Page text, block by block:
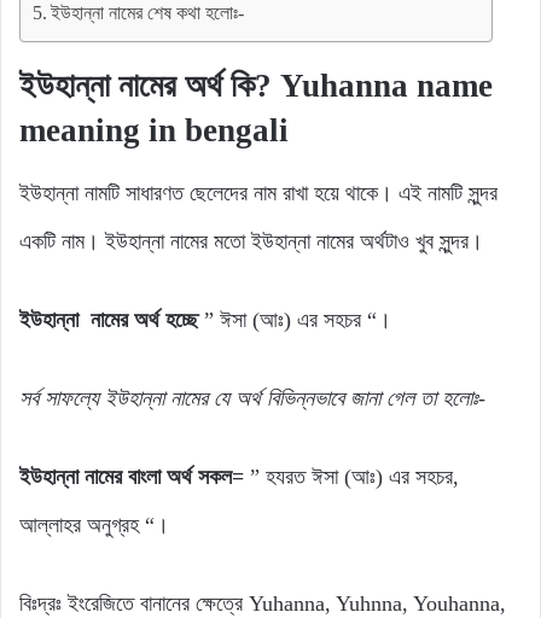
ইউহান্না নামের শেষ কথা হলোঃ-
ইউহান্না নামের অর্থ কি? Yuhanna name
meaning in bengali
ইউহান্না নামটি সাধারণত ছেলেদের নাম রাখা হয়ে থাকে। এই নামটি সুন্দর
একটি নাম। ইউহান্না নামের মতো ইউহান্না নামের অর্থটাও খুব সুন্দর।
ইউহান্না নামের অর্থ হচ্ছে” ঈসা (আঃ) এর সহচর “।
সর্ব সাফল্যে ইউহান্নানামের যে অর্থবিভিন্নভাবে জানা গেলতা হলোঃ-
ইউহান্না নামের বাংলা অর্থ সকল= ” হযরত ঈসা (আঃ) এর সহচর,
আল্লাহর অনুগ্রহ “।
বিঃদ্রঃ ইংরেজিতে বানানের ক্ষেত্রে Yuhanna, Yuhnna, Youhanna,